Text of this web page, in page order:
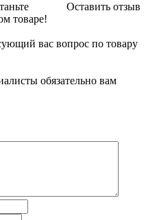
Оставить отзыв
товаре!
вас вопрос по товару
обязательно вам